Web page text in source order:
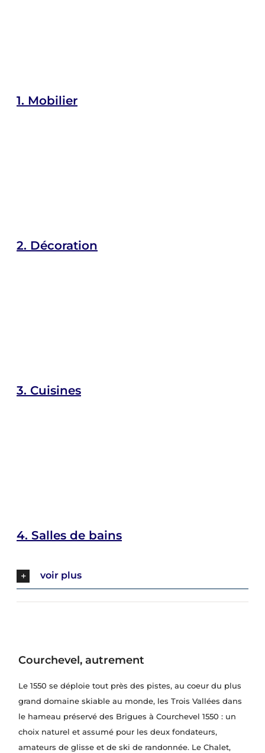
1. Mobilier
2. Décoration
3. Cuisines
4. Salles de bains
voir plus
Courchevel, autrement
Le 1550 se déploie tout près des pistes, au coeur du plus
grand domaine skiable au monde, les Trois Vallées dans
le hameau préservé des Brigues à Courchevel 1550 : un
choix naturel et assumé pour les deux fondateurs,
amateurs de glisse et de ski de randonnée. Le Chalet,